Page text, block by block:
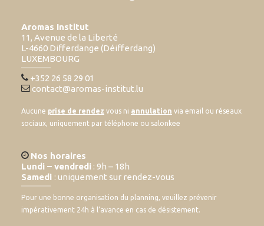
Aromas Institut
11, Avenue de la Liberté
L-4660 Differdange (Déifferdang)
LUXEMBOURG
+352 26 58 29 01
contact@aromas-institut.lu
Aucune prise de rendez vous ni annulation via email ou réseaux
sociaux, uniquement par téléphone ou salonkee
Nos horaires
Lundi – vendredi : 9h – 18h
Samedi : uniquement sur rendez-vous
Pour une bonne organisation du planning, veuillez prévenir
impérativement 24h à l’avance en cas de désistement.